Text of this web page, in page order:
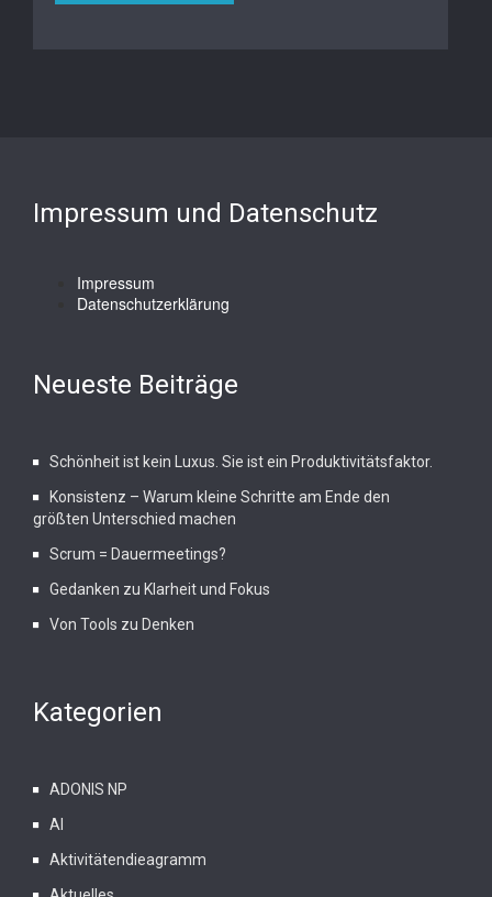
Impressum und Datenschutz
Impressum
Datenschutzerklärung
Neueste Beiträge
Schönheit ist kein Luxus. Sie ist ein Produktivitätsfaktor.
Konsistenz – Warum kleine Schritte am Ende den
größten Unterschied machen
Scrum = Dauermeetings?
Gedanken zu Klarheit und Fokus
Von Tools zu Denken
Kategorien
ADONIS NP
AI
Aktivitätendieagramm